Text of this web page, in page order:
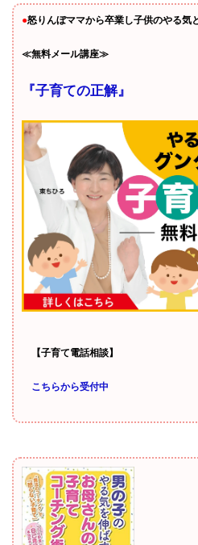
●怒りんぼママから卒業し子供のやる気
≪無料メール講座≫
『子育ての正解』
【子育て電話相談】
こちらから受付中